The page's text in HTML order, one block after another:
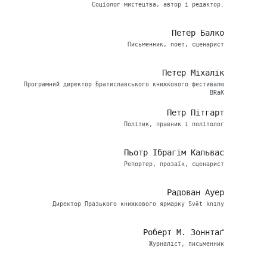
Соціолог мистецтва, автор і редактор.
Петер Балко
Письменник, поет, сценарист
Петер Міхалік
Програмний директор Братиславського книжкового фестивалю
BRaK
Петр Пітгарт
Політик, правник і політолог
Пьотр Ібрагім Кальвас
Репортер, прозаїк, сценарист
Радован Ауер
Директор Празького книжкового ярмарку Svět knihy
Роберт М. Зоннтаґ
Журналіст, письменник